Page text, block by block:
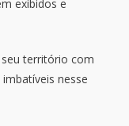
exibidos e
território com
nesse